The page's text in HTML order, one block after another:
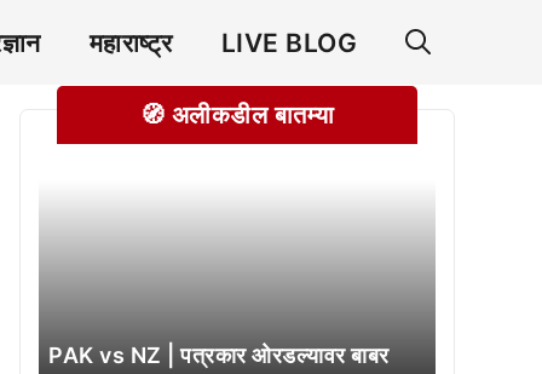
महाराष्ट्र LIVE BLOG
🧭 अलीकडील बातम्या
PAK vs NZ | पत्रकार ओरडल्यावर बाबर